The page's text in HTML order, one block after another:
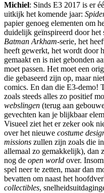
Michiel: Sinds E3 2017 is er
uitkijk het komende jaar:
papier genoeg elementen om
duidelijk geïnspireerd door het
Batman Arkham-serie, het
heeft gewerkt, het wordt door
gemaakt en is niet gebonden
moet passen. Het moet een
die gebaseerd zijn op, maar
comics. En dan die E3-demo!
zoals steeds alles zo positief
webslingen (terug aan
gevechten kan je blijkbaar
Visueel ziet het er zeker ook
over het nieuwe costume
missions zullen zijn zoals die
allemaal zo gemakkelijk), dan
nog de open world over.
spel neer te zetten, maar dan
bevatten om naast het
collectibles,